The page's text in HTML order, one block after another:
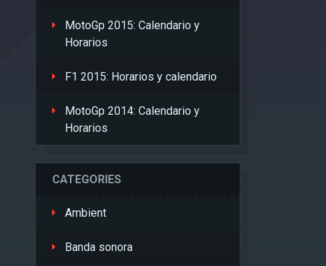
MotoGp 2015: Calendario y
Horarios
F1 2015: Horarios y calendario
MotoGp 2014: Calendario y
Horarios
CATEGORIES
Ambient
Banda sonora